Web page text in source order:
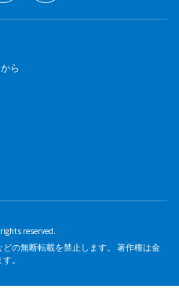
ら
reserved.
の無断転載を禁止します。 著作権は金
。